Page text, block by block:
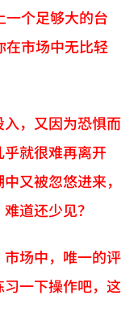
一个足够大的台
在市场中无比轻
，又因为恐惧而
就很难再离开
又被忽悠进来，
道还少见？
场中，唯一的评
一下操作吧，这